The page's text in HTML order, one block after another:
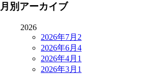
月別アーカイブ
2026
2026年7月 2
2026年6月 4
2026年4月 1
2026年3月 1